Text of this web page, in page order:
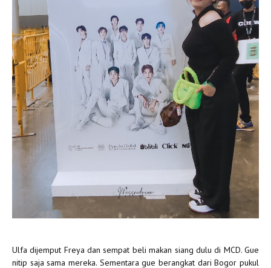
Ulfa dijemput Freya dan sempat beli makan siang dulu di MCD. Gue
nitip saja sama mereka. Sementara gue berangkat dari Bogor pukul